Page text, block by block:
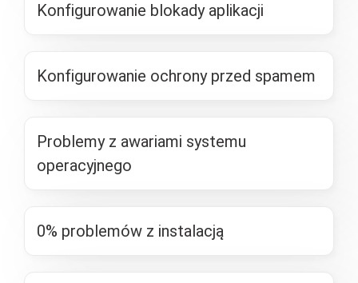
Konfigurowanie blokady aplikacji
Konfigurowanie ochrony przed spamem
Problemy z awariami systemu
operacyjnego
0% problemów z instalacją